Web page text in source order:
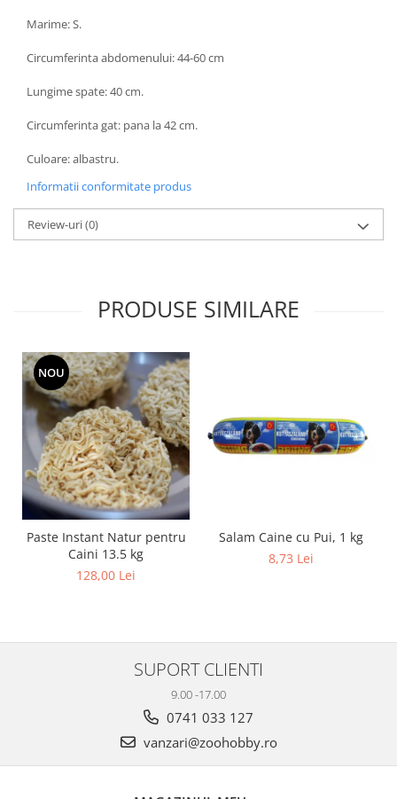
Marime: S.
Circumferinta abdomenului: 44-60 cm
Lungime spate: 40 cm.
Circumferinta gat: pana la 42 cm.
Culoare: albastru.
Informatii conformitate produs
Review-uri(0)
PRODUSE SIMILARE
NOU
Paste Instant Natur pentru
Caini 13.5 kg
128,00 Lei
Salam Caine cu Pui, 1 kg
8,73 Lei
SUPORT CLIENTI
9.00 -17.00
0741 033 127
vanzari@zoohobby.ro